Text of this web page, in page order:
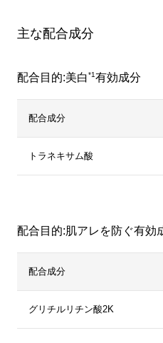
主な配合成分
配合目的:美白*1有効成分
配合成分
トラネキサム酸
配合目的:肌アレを防ぐ有効
配合成分
グリチルリチン酸2K